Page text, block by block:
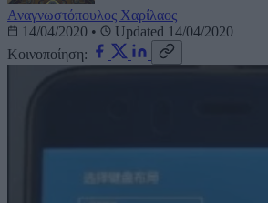
Αναγνωστόπουλος Χαρίλαος
14/04/2020 •
Updated 14/04/2020
Κοινοποίηση: